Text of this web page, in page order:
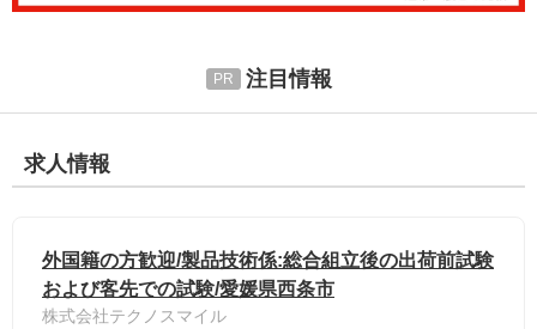
注目情報
求人情報
外国籍の方歓迎/製品技術係:総合組立後の出荷前試験
および客先での試験/愛媛県西条市
株式会社テクノスマイル